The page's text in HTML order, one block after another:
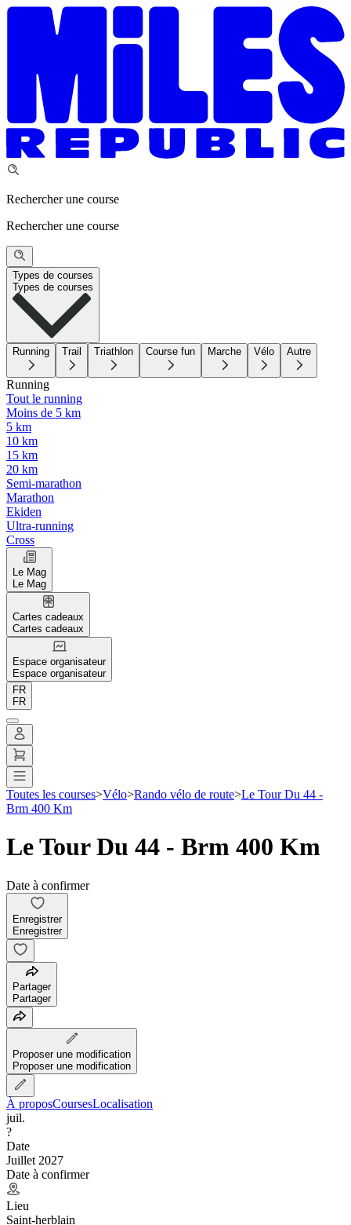
Rechercher une course
Rechercher une course
Types de courses
Types de courses
Running Trail Triathlon Course fun Marche Vélo Autre
Running
Tout le running
Moins de 5 km
5 km
10 km
15 km
20 km
Semi-marathon
Marathon
Ekiden
Ultra-running
Cross
Le Mag
Le Mag
Cartes cadeaux
Cartes cadeaux
Espace organisateur
Espace organisateur
FR
FR
Toutes les courses>Vélo>Rando vélo de route>Le Tour Du 44 -
Brm 400 Km
Le Tour Du 44 - Brm 400 Km
Date à confirmer
Enregistrer
Enregistrer
Partager
Partager
Proposer une modification
Proposer une modification
À proposCoursesLocalisation
juil.
?
Date
Juillet 2027
Date à confirmer
Lieu
Saint-herblain